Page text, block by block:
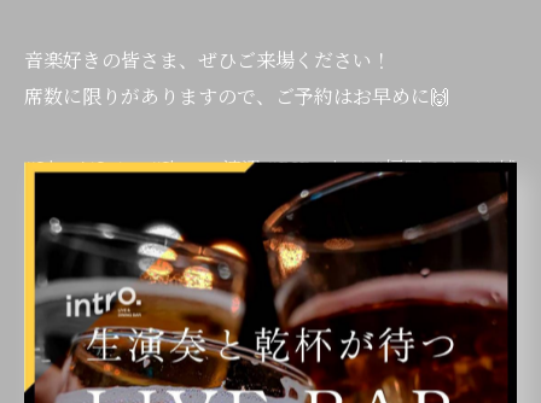
音楽好きの皆さま、ぜひご来場ください！
席数に限りがありますので、ご予約はお早めに🙌
#LiveAtIntro #Jimmy渡辺 #BJProject #福岡ライブ #博
< 前のページ 一覧に戻る 次のページ >